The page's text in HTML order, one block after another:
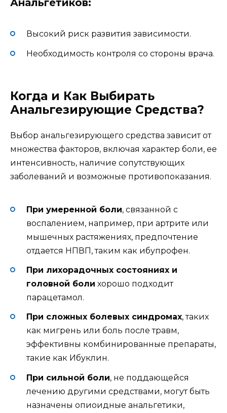
Анальгетиков:
Высокий риск развития зависимости.
Необходимость контроля со стороны врача.
Когда и Как Выбирать
Анальгезирующие Средства?
Выбор анальгезирующего средства зависит от
множества факторов, включая характер боли, ее
интенсивность, наличие сопутствующих
заболеваний и возможные противопоказания.
При умеренной боли, связанной с
воспалением, например, при артрите или
мышечных растяжениях, предпочтение
отдается НПВП, таким как ибупрофен.
При лихорадочных состояниях и
головной боли хорошо подходит
парацетамол.
При сложных болевых синдромах, таких
как мигрень или боль после травм,
эффективны комбинированные препараты,
такие как Ибуклин.
При сильной боли, не поддающейся
лечению другими средствами, могут быть
назначены опиоидные анальгетики,